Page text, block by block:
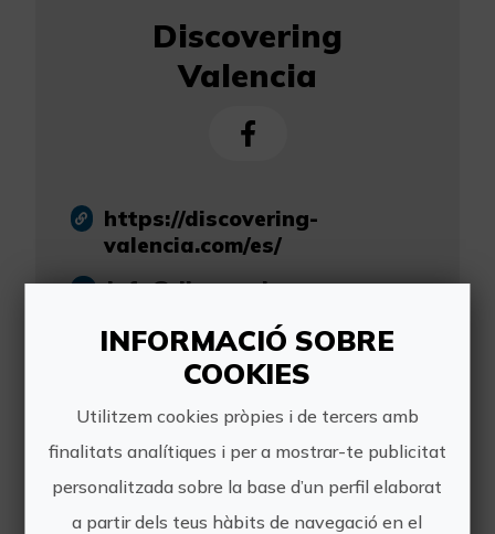
Discovering
Valencia
https://discovering-
valencia.com/es/
info@discovering-
607 360 343
INFORMACIÓ SOBRE
COOKIES
Utilitzem cookies pròpies i de tercers amb
finalitats analítiques i per a mostrar-te publicitat
personalitzada sobre la base d’un perfil elaborat
a partir dels teus hàbits de navegació en el